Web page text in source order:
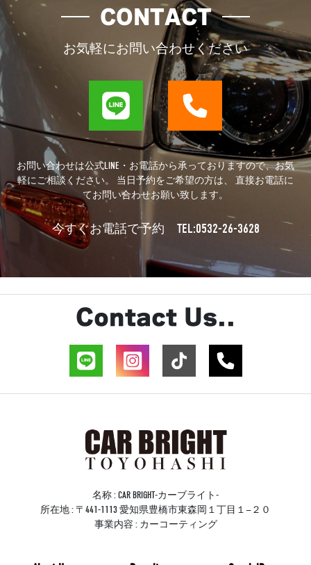
CONTACT
お気軽にお問い合わせください
お問い合わせは公式LINE・お電話から承っておりますので、お気
軽にご相談ください。 当日予約をご希望の方は、 直接お電話に
てお問い合わせお願い致します。
今すぐお電話で予約 TEL:0532-26-3628
Contact Us..
名称 : CAR BRIGHT-カーブライト-
所在地 : 〒441-1113 愛知県豊橋市東森岡１丁目１−２０
事業内容 : カーコーティング